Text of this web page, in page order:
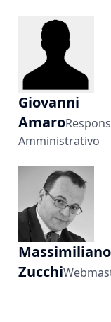
Giovanni
Amaro
Amministrativo
Massimiliano
Zucchi